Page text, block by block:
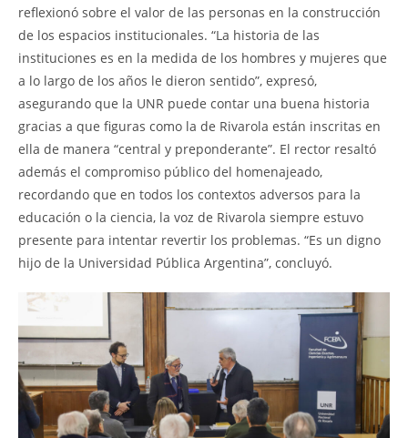
reflexionó sobre el valor de las personas en la construcción
de los espacios institucionales. “La historia de las
instituciones es en la medida de los hombres y mujeres que
a lo largo de los años le dieron sentido”, expresó,
asegurando que la UNR puede contar una buena historia
gracias a que figuras como la de Rivarola están inscritas en
ella de manera “central y preponderante”. El rector resaltó
además el compromiso público del homenajeado,
recordando que en todos los contextos adversos para la
educación o la ciencia, la voz de Rivarola siempre estuvo
presente para intentar revertir los problemas. “Es un digno
hijo de la Universidad Pública Argentina”, concluyó.